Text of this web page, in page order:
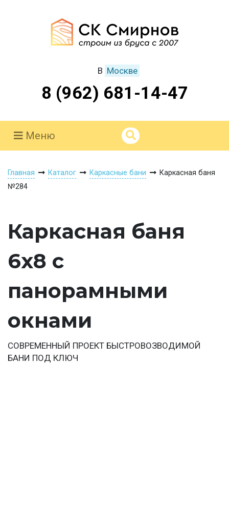
В Москве
8 (962) 681-14-47
Меню
Главная Каталог Каркасные бани
Каркасная баня
№284
Каркасная баня
6х8 с
панорамными
окнами
СОВРЕМЕННЫЙ ПРОЕКТ БЫСТРОВОЗВОДИМОЙ
БАНИ ПОД КЛЮЧ